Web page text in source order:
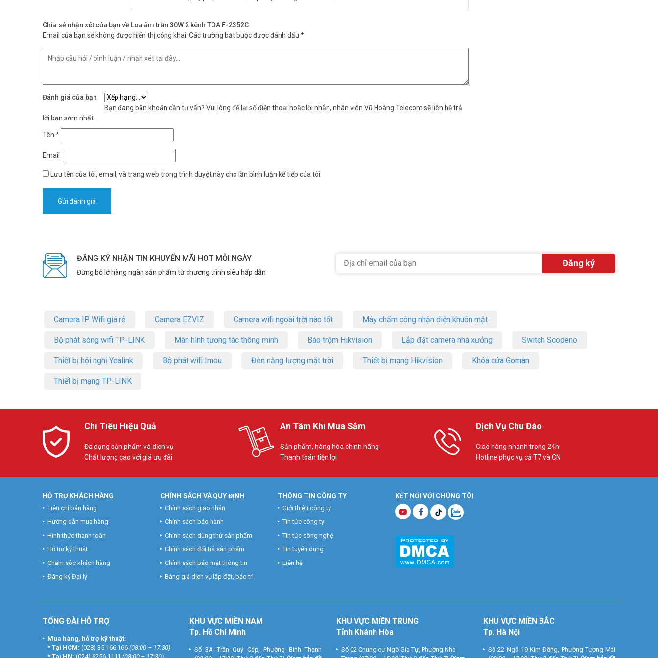
Chia sẻ nhận xét của bạn về Loa âm trần 30W 2 kênh TOA F-2352C
Email của bạn sẽ không được hiển thị công khai. Các trường bắt buộc được đánh dấu *
Đánh giá của bạn
Bạn đang băn khoăn cần tư vấn? Vui lòng để lại số điện thoại hoặc lời nhắn, nhân viên Vũ Hoàng Telecom sẽ liên hệ trả
lời bạn sớm nhất.
Tên *
Email
Lưu tên của tôi, email, và trang web trong trình duyệt này cho lần bình luận kế tiếp của tôi.
ĐĂNG KÝ NHẬN TIN KHUYẾN MÃI HOT MỖI NGÀY
Đừng bỏ lỡ hàng ngàn sản phẩm từ chương trình siêu hấp dẫn
Camera IP Wifi giá rẻ Camera EZVIZ Camera wifi ngoài trời nào tốt Máy chấm công nhận diện khuôn mặt
Bộ phát sóng wifi TP-LINK Màn hình tương tác thông minh Báo trộm Hikvision Lắp đặt camera nhà xưởng Switch Scodeno
Thiết bị hội nghị Yealink Bộ phát wifi Imou Đèn năng lượng mặt trời Thiết bị mạng Hikvision Khóa cửa Goman
Thiết bị mạng TP-LINK
Chi Tiêu Hiệu Quả
Đa dạng sản phẩm và dịch vụ
Chất lượng cao với giá ưu đãi
An Tâm Khi Mua Sắm
Sản phẩm, hàng hóa chính hãng
Thanh toán tiện lợi
Dịch Vụ Chu Đáo
Giao hàng nhanh trong 24h
Hotline phục vụ cả T7 và CN
KẾT NỐI VỚI CHÚNG TÔI
HỖ TRỢ KHÁCH HÀNG
Tiêu chí bán hàng
Hướng dẫn mua hàng
Hình thức thanh toán
Hỗ trợ kỹ thuật
Chăm sóc khách hàng
Đăng ký Đại lý
CHÍNH SÁCH VÀ QUY ĐỊNH
Chính sách giao nhận
Chính sách bảo hành
Chính sách dùng thử sản phẩm
Chính sách đổi trả sản phẩm
Chính sách bảo mật thông tin
Bảng giá dịch vụ lắp đặt, bảo trì
THÔNG TIN CÔNG TY
Giới thiệu công ty
Tin tức công ty
Tin tức công nghệ
Tin tuyển dụng
Liên hệ
TỔNG ĐÀI HỖ TRỢ
Mua hàng, hỗ trợ kỹ thuật:
* Tại HCM: (028) 35 166 166 (08:00 – 17:30)
* Tại HN: (024) 6256 1111 (08:00 – 17:30)
KHU VỰC MIỀN NAM
Tp. Hồ Chí Minh
Số 3A Trần Quý Cáp, Phường Bình Thạnh
KHU VỰC MIỀN TRUNG
Tỉnh Khánh Hòa
Số 02 Chung cư Ngô Gia Tự, Phường Nha
KHU VỰC MIỀN BẮC
Tp. Hà Nội
Số 22 Ngõ 19 Kim Đồng, Phường Tương Mai